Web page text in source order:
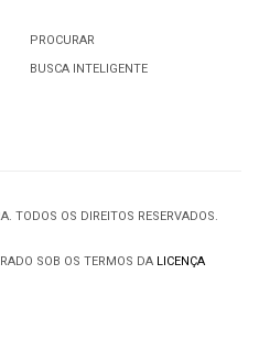
PROCURAR
BUSCA INTELIGENTE
TODOS OS DIREITOS RESERVADOS.
SOB OS TERMOS DA LICENÇA